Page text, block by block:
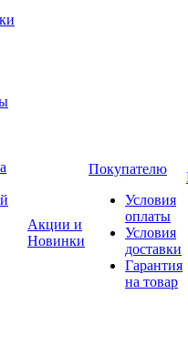
Акции и
Новинки
Покупателю
Условия
оплаты
Условия
доставки
Гарантия
на товар